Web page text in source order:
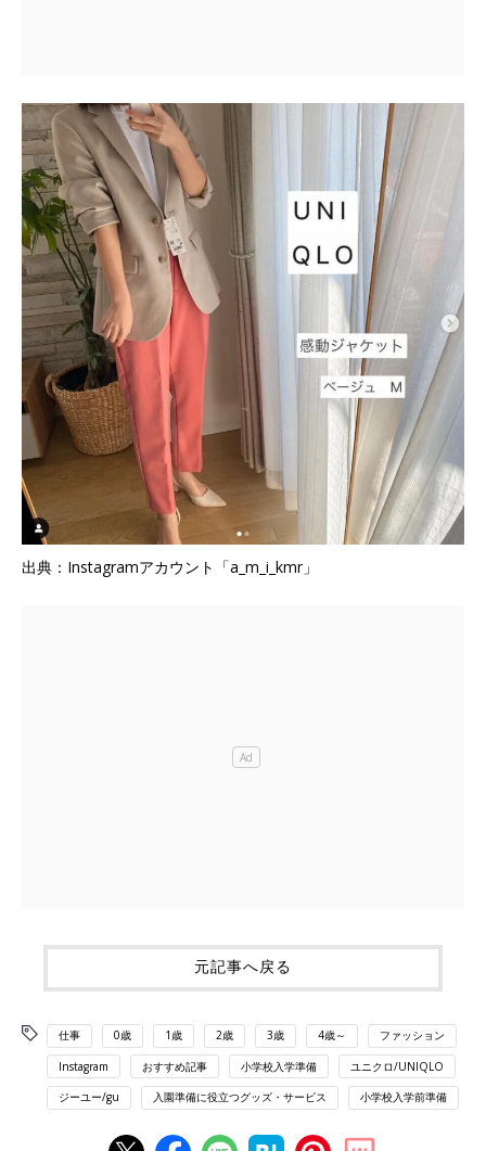
出典：Instagramアカウント「a_m_i_kmr」
元記事へ戻る
仕事 0歳 1歳 2歳 3歳 4歳～ ファッション
Instagram おすすめ記事 小学校入学準備 ユニクロ/UNIQLO
ジーユー/gu 入園準備に役立つグッズ・サービス 小学校入学前準備